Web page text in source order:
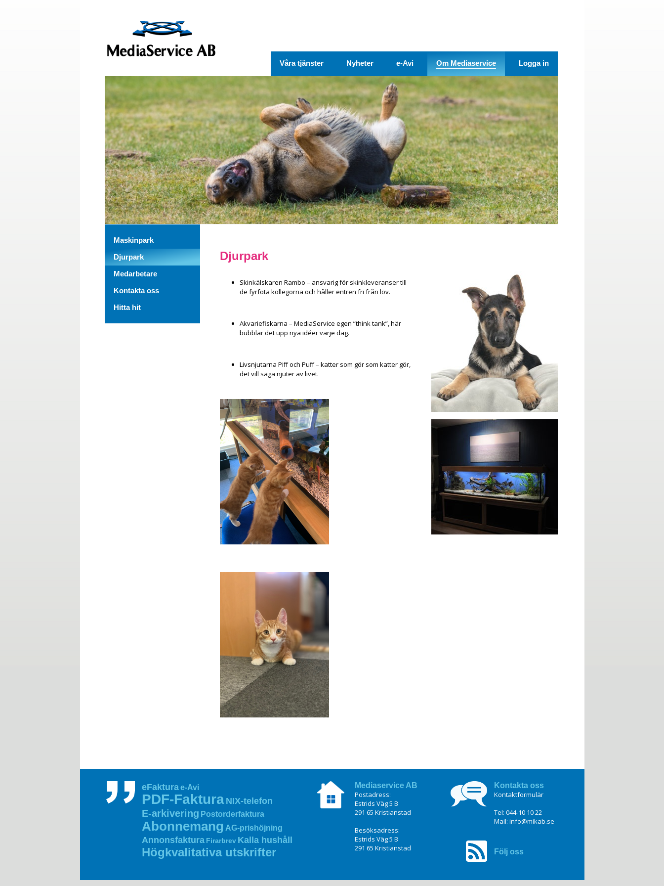
Våra tjänster Nyheter e-Avi Om Mediaservice Logga in
Maskinpark
Djurpark
Medarbetare
Kontakta oss
Hitta hit
Djurpark
Skinkälskaren Rambo – ansvarig för skinkleveranser till
de fyrfota kollegorna och håller entren fri från löv.
Akvariefiskarna – MediaService egen ”think tank”, här
bubblar det upp nya idéer varje dag.
Livsnjutarna Piff och Puff – katter som gör som katter gör,
det vill säga njuter av livet.
eFaktura e-Avi
PDF‑Faktura NIX‑telefon
E‑arkivering Postorderfaktura
Abonnemang AG‑prishöjning
Annonsfaktura Firarbrev Kalla hushåll
Högkvalitativa utskrifter
Mediaservice AB
Postadress:
Estrids Väg 5 B
291 65 Kristianstad
Besöksadress:
Estrids Väg 5 B
291 65 Kristianstad
Kontakta oss
Kontaktformulär
Tel: 044-10 10 22
Mail: info@mikab.se
Följ oss